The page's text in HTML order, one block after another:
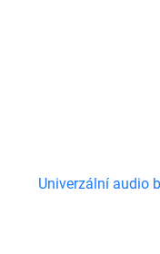
Univerzální audio